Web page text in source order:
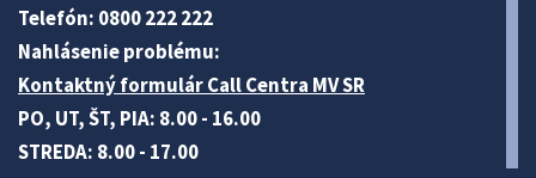
Telefón: 0800 222 222
Nahlásenie problému:
Kontaktný formulár Call Centra MV SR
PO, UT, ŠT, PIA: 8.00 - 16.00
STREDA: 8.00 - 17.00